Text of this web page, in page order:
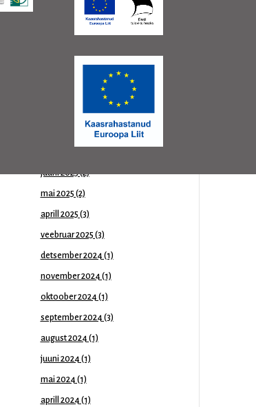
veebruar 2026(2)
(2)
september 2025(2)
(3)
juuni 2025(2)
mai 2025 (2)
aprill 2025 (3)
veebruar 2025 (3)
detsember 2024 (1)
november 2024 (1)
oktoober 2024 (1)
september 2024 (3)
august 2024 (1)
juuni 2024 (1)
mai 2024 (1)
aprill 2024 (1)